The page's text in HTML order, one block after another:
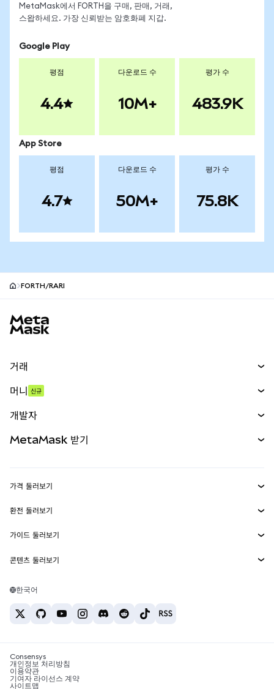
MetaMask에서 FORTH을 구매, 판매, 거래,
스왑하세요. 가장 신뢰받는 암호화폐 지갑.
Google Play
평점
4.4
다운로드 수
10M+
평가 수
483.9K
App Store
평점
4.7
다운로드 수
50M+
평가 수
75.8K
FORTH/RARI
거래
무기한 선물
실물자산
머니 신규
개발자
MetaMask Connect
Snaps
웹3 서비스
MetaMask 받기
보안
고객 지원
채용
가격 둘러보기
이더리움 가격
솔라나 가격
테더 가격
환전 둘러보기
ETH를 USD로 환전
USDT를 INR로 환전
BTC를 INR로 환전
ETH를 USDT로 환전
가이드 둘러보기
ETH 매수
USDT 매수
SHIB 매수
BNB 매수
콘텐츠 둘러보기
솔라나 지갑
암호화폐 세금 뉴스
암호화폐 매수 방법
한국어
Consensys
개인정보 처리방침
이용약관
기여자 라이선스 계약
사이트맵